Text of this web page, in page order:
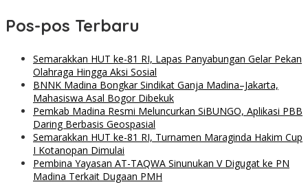
Pos-pos Terbaru
Semarakkan HUT ke-81 RI, Lapas Panyabungan Gelar Pekan
Olahraga Hingga Aksi Sosial
BNNK Madina Bongkar Sindikat Ganja Madina–Jakarta,
Mahasiswa Asal Bogor Dibekuk
Pemkab Madina Resmi Meluncurkan SiBUNGO, Aplikasi PBB
Daring Berbasis Geospasial
Semarakkan HUT ke-81 RI, Turnamen Maraginda Hakim Cup
I Kotanopan Dimulai
Pembina Yayasan AT-TAQWA Sinunukan V Digugat ke PN
Madina Terkait Dugaan PMH